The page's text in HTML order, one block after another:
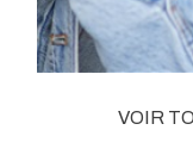
VOIR